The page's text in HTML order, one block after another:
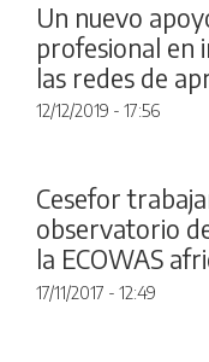
Un nuevo
profesional en
las redes de
12/12/2019 - 17:56
Cesefor
observatorio
la ECOWAS
17/11/2017 - 12:49